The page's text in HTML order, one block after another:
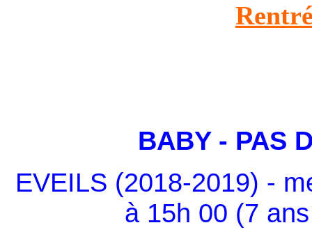
BABY - PAS
EVEILS (2018-2019) -
à 15h 00 (7